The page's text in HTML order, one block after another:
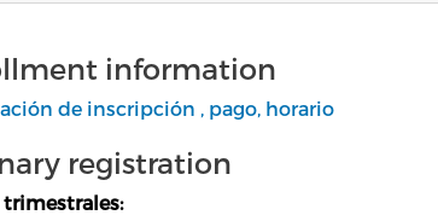
information
de inscripción , pago, horario
registration
trimestrales: